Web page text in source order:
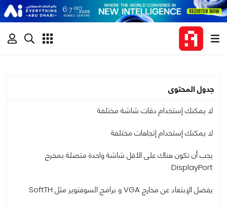
جدول المحتوى
لا يمكنك إستخدام دقات شاشة مختلفة
لا يمكنك إستخدام إتجاهات مختلفة
يجب أن تكون هناك على الأقل شاشة واحدة متصلة بمخرج
DisplayPort
يفضل الإبتعاد عن مخارج VGA و برامج السوفتوير مثل SoftTH